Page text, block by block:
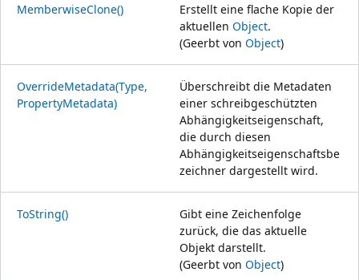
MemberwiseClone()
Erstellt eine flache Kopie der
aktuellen Object.
(Geerbt von Object)
OverrideMetadata(Type,
PropertyMetadata)
Überschreibt die Metadaten
einer schreibgeschützten
Abhängigkeitseigenschaft,
die durch diesen
Abhängigkeitseigenschaftsbe
zeichner dargestellt wird.
ToString()
Gibt eine Zeichenfolge
zurück, die das aktuelle
Objekt darstellt.
(Geerbt von Object)